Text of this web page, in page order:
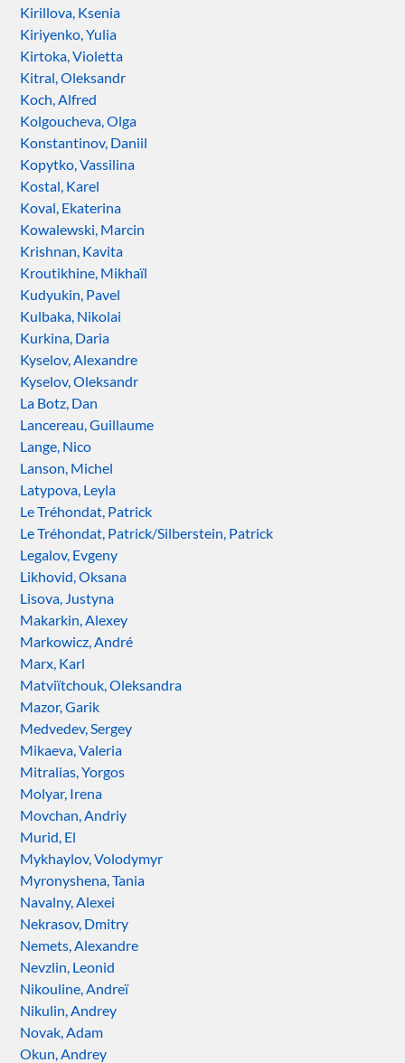
Kirillova, Ksenia
Kiriyenko, Yulia
Kirtoka, Violetta
Kitral, Oleksandr
Koch, Alfred
Kolgoucheva, Olga
Konstantinov, Daniil
Kopytko, Vassilina
Kostal, Karel
Koval, Ekaterina
Kowalewski, Marcin
Krishnan, Kavita
Kroutikhine, Mikhaïl
Kudyukin, Pavel
Kulbaka, Nikolai
Kurkina, Daria
Kyselov, Alexandre
Kyselov, Oleksandr
La Botz, Dan
Lancereau, Guillaume
Lange, Nico
Lanson, Michel
Latypova, Leyla
Le Tréhondat, Patrick
Le Tréhondat, Patrick/Silberstein, Patrick
Legalov, Evgeny
Likhovid, Oksana
Lisova, Justyna
Makarkin, Alexey
Markowicz, André
Marx, Karl
Matviïtchouk, Oleksandra
Mazor, Garik
Medvedev, Sergey
Mikaeva, Valeria
Mitralias, Yorgos
Molyar, Irena
Movchan, Andriy
Murid, El
Mykhaylov, Volodymyr
Myronyshena, Tania
Navalny, Alexei
Nekrasov, Dmitry
Nemets, Alexandre
Nevzlin, Leonid
Nikouline, Andreï
Nikulin, Andrey
Novak, Adam
Okun, Andrey